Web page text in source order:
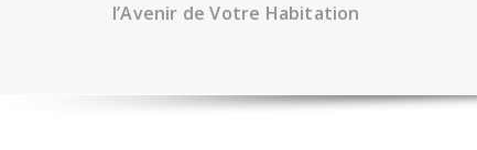
l’Avenir de Votre Habitation